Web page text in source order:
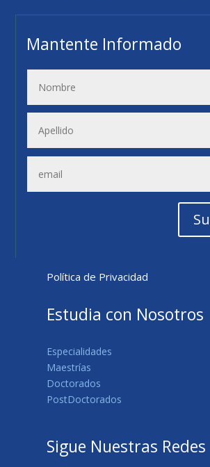
Mantente Informado
Política de Privacidad
Estudia con Nosotros
Especialidades
Maestrías
Doctorados
PostDoctorados
Sigue Nuestras Redes